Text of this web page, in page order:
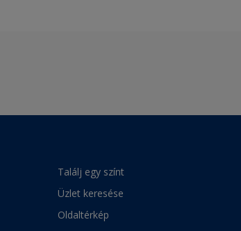
Találj egy színt
Üzlet keresése
Oldaltérkép